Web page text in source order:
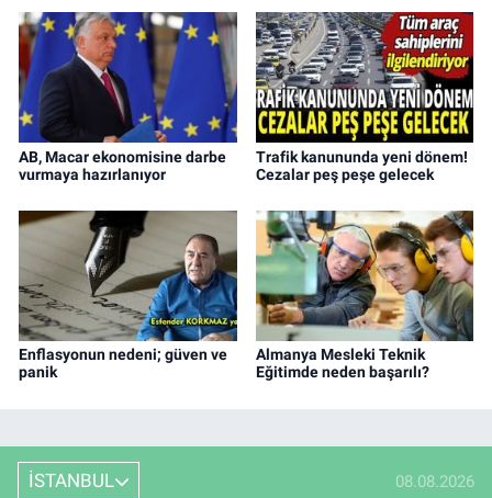
AB, Macar ekonomisine darbe
vurmaya hazırlanıyor
Trafik kanununda yeni dönem!
Cezalar peş peşe gelecek
Enflasyonun nedeni; güven ve
panik
Almanya Mesleki Teknik
Eğitimde neden başarılı?
İSTANBUL 08.08.2026